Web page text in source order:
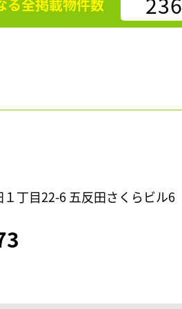
る全掲載物件数
丁目22-6 五反田さくらビル6